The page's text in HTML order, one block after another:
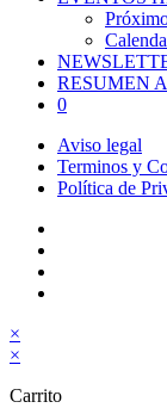
RESUMEN
0
Aviso legal
Terminos y
Política de
×
×
Carrito